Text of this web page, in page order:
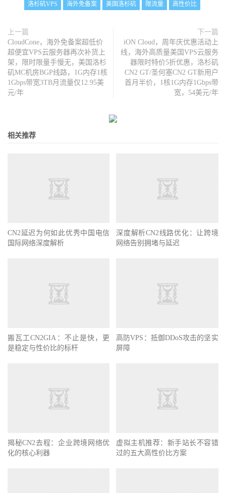
洛杉矶VPS
海外免备案 美国洛杉矶 限流量 高性价比
上一篇
CloudCone，海外免备案超低价
超便宜VPS云服务器再次补货上
架，限时限量手慢无，美国洛杉
矶MC机房BGP线路，1G内存1核
1Gbps带宽3TB月流量仅12.95美
元/年
下一篇
iON Cloud，周年庆优惠活动上
线，海外高质量美国VPS云服务
器限时特价5折优惠，洛杉矶
CN2 GT/圣何塞CN2 GT新用户
首月半价，1核1G内存1Gbps带
宽，54美元/年
相关推荐
CN2延迟为何如此优秀中国电信
国际网络深度解析
深度解析CN2线路优化：让跨境
网络告别拥堵与延迟
搬瓦工CN2GIA：不止是快，更
是稳定与性价比的标杆
高防VPS：抵御DDoS攻击的坚实
屏障
揭秘CN2去程：企业跨境网络优
化的核心利器
虚拟主机推荐：新手站长不容错
过的五大高性价比方案